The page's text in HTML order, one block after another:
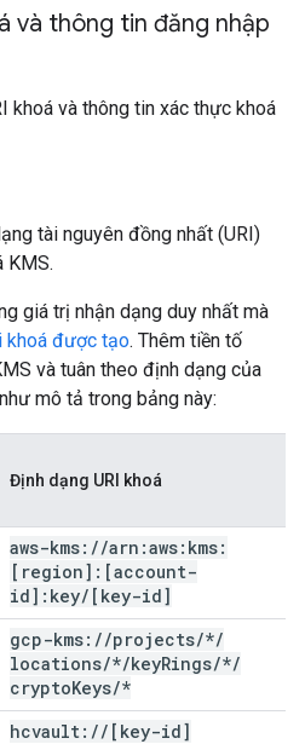
và thông tin đăng nhập
khoá và thông tin xác thực khoá
tài nguyên đồng nhất (URI)
KMS.
giá trị nhận dạng duy nhất mà
khoá được tạo. Thêm tiền tố
và tuân theo định dạng của
mô tả trong bảng này:
Định dạng URI khoá
aws-kms: //arn:aws:kms:
[region]:[account-
id]:key/ [key-id]
gcp-kms: //projects/*/
locations/*/keyRings/*/
cryptoKeys/*
hcvault: // [key-id]